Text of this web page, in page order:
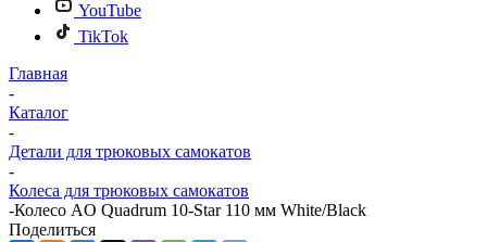
YouTube
TikTok
Главная
-
Каталог
-
Детали для трюковых самокатов
-
Колеса для трюковых самокатов
-Колесо AO Quadrum 10-Star 110 мм White/Black
Поделиться